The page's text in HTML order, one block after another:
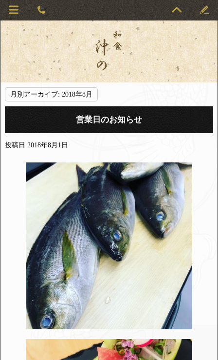
月別アーカイブ: 2018年8月
営業日のお知らせ
投稿日 2018年8月1日